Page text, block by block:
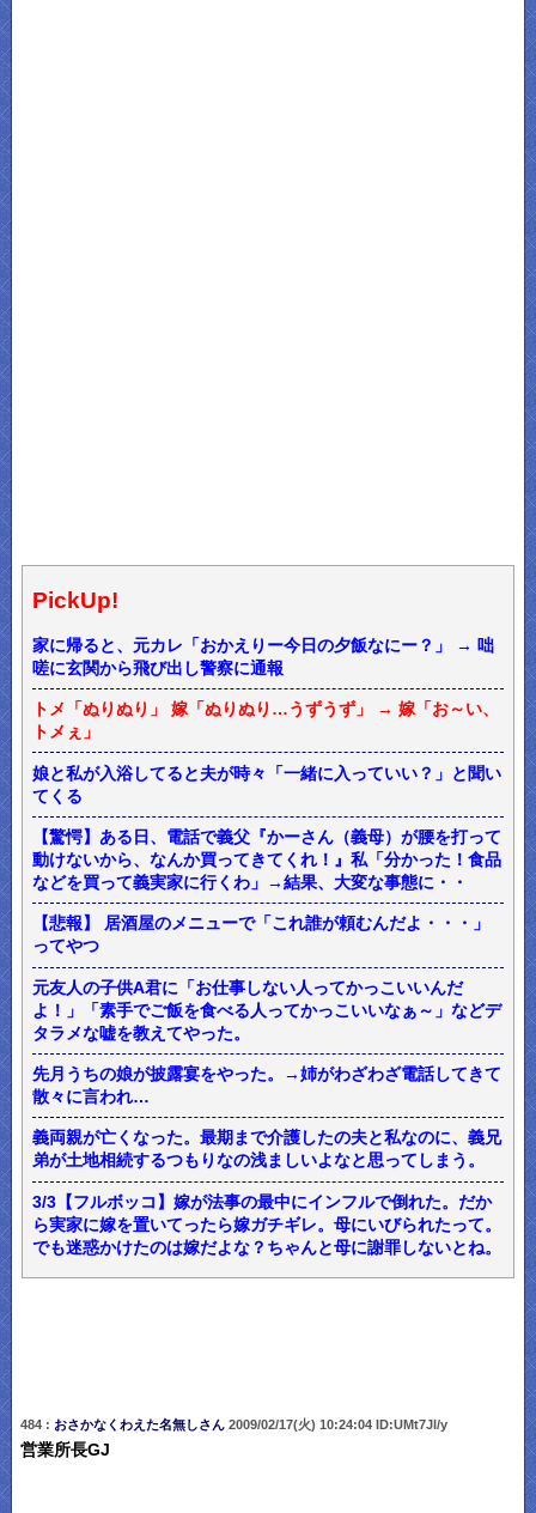
PickUp!
家に帰ると、元カレ「おかえりー今日の夕飯なにー？」 → 咄
嗟に玄関から飛び出し警察に通報
トメ「ぬりぬり」 嫁「ぬりぬり…うずうず」 → 嫁「お～い、
トメぇ」
娘と私が入浴してると夫が時々「一緒に入っていい？」と聞い
てくる
【驚愕】ある日、電話で義父『かーさん（義母）が腰を打って
動けないから、なんか買ってきてくれ！』私「分かった！食品
などを買って義実家に行くわ」→結果、大変な事態に・・
【悲報】 居酒屋のメニューで「これ誰が頼むんだよ・・・」
ってやつ
元友人の子供A君に「お仕事しない人ってかっこいいんだ
よ！」「素手でご飯を食べる人ってかっこいいなぁ～」などデ
タラメな嘘を教えてやった。
先月うちの娘が披露宴をやった。→姉がわざわざ電話してきて
散々に言われ…
義両親が亡くなった。最期まで介護したの夫と私なのに、義兄
弟が土地相続するつもりなの浅ましいよなと思ってしまう。
3/3【フルボッコ】嫁が法事の最中にインフルで倒れた。だか
ら実家に嫁を置いてったら嫁ガチギレ。母にいびられたって。
でも迷惑かけたのは嫁だよな？ちゃんと母に謝罪しないとね。
484 : おさかなくわえた名無しさん2009/02/17(火) 10:24:04 ID:UMt7Jl/y
営業所長GJ